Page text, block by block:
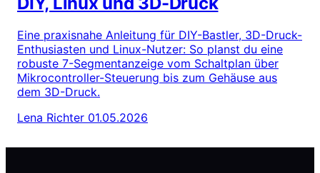
Eine praxisnahe Anleitung für DIY-Bastler, 3D-Druck-
Enthusiasten und Linux-Nutzer: So planst du eine
robuste 7-Segmentanzeige vom Schaltplan über
Mikrocontroller-Steuerung bis zum Gehäuse aus
dem 3D-Druck.
Lena Richter 01.05.2026